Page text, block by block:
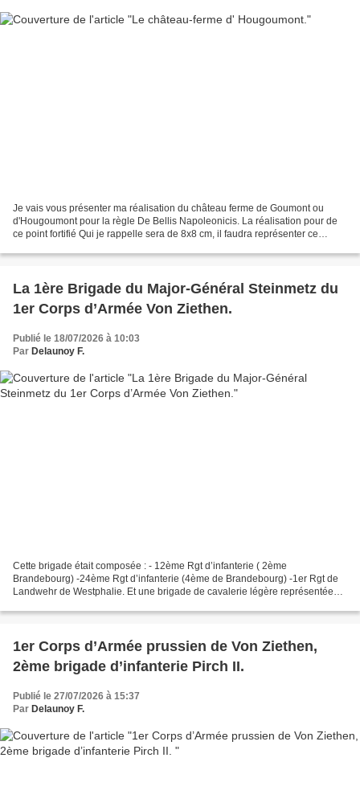
Je vais vous présenter ma réalisation du château ferme de Goumont ou
d'Hougoumont pour la règle De Bellis Napoleonicis. La réalisation pour de
ce point fortifié Qui je rappelle sera de 8x8 cm, il faudra représenter ce
La 1ère Brigade du Major-Général Steinmetz du
1er Corps d’Armée Von Ziethen.
Publié le 18/07/2026 à 10:03
Par Delaunoy F.
Cette brigade était composée : - 12ème Rgt d’infanterie ( 2ème
Brandebourg) -24ème Rgt d’infanterie (4ème de Brandebourg) -1er Rgt de
Landwehr de Westphalie. Et une brigade de cavalerie légère représentée
1er Corps d’Armée prussien de Von Ziethen,
2ème brigade d’infanterie Pirch II.
Publié le 27/07/2026 à 15:37
Par Delaunoy F.